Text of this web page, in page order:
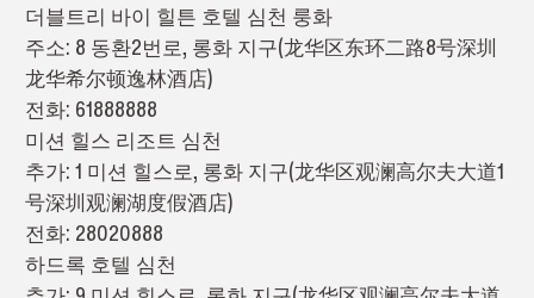
더블트리 바이 힐튼 호텔 심천 룽화
주소: 8 동환2번로, 롱화 지구(龙华区东环二路8号深圳
龙华希尔顿逸林酒店)
전화: 61888888
미션 힐스 리조트 심천
추가: 1 미션 힐스로, 롱화 지구(龙华区观澜高尔夫大道1
号深圳观澜湖度假酒店)
전화: 28020888
하드록 호텔 심천